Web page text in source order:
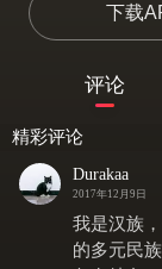
当
轮回
留
你
下载
评论
精彩评论
Durakaa
2017年12月9日
我是汉族
的多元民